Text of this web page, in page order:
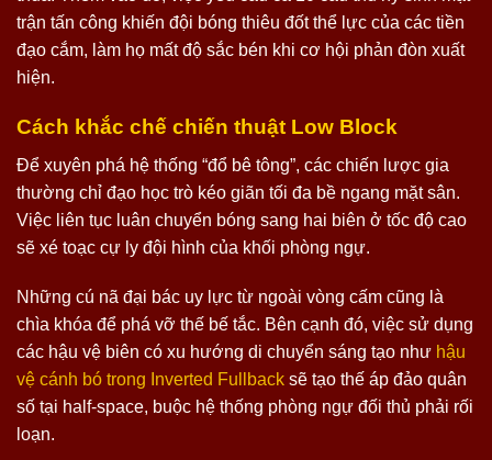
trận tấn công khiến đội bóng thiêu đốt thể lực của các tiền
đạo cắm, làm họ mất độ sắc bén khi cơ hội phản đòn xuất
hiện.
Cách khắc chế chiến thuật Low Block
Để xuyên phá hệ thống “đổ bê tông”, các chiến lược gia
thường chỉ đạo học trò kéo giãn tối đa bề ngang mặt sân.
Việc liên tục luân chuyển bóng sang hai biên ở tốc độ cao
sẽ xé toạc cự ly đội hình của khối phòng ngự.
Những cú nã đại bác uy lực từ ngoài vòng cấm cũng là
chìa khóa để phá vỡ thế bế tắc. Bên cạnh đó, việc sử dụng
các hậu vệ biên có xu hướng di chuyển sáng tạo như hậu
vệ cánh bó trong Inverted Fullback sẽ tạo thế áp đảo quân
số tại half-space, buộc hệ thống phòng ngự đối thủ phải rối
loạn.